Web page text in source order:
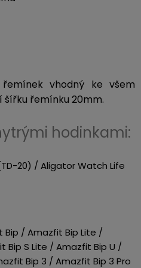
vhodný ke všem
řemínku 20mm.
hodinkami:
20) / Aligator Watch Life
/ Amazfit Bip Lite /
Bip S Lite / Amazfit Bip U /
Bip 3 / Amazfit Bip 3 Pro